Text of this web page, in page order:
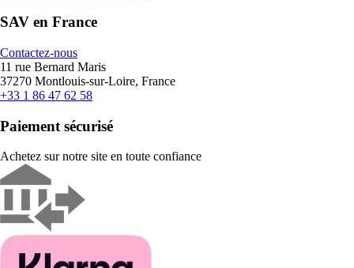
SAV en France
Contactez-nous
11 rue Bernard Maris
37270 Montlouis-sur-Loire, France
+33 1 86 47 62 58
Paiement sécurisé
Achetez sur notre site en toute confiance